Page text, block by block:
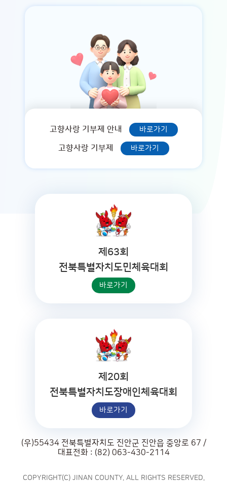
고향사랑 기부제 안내 바로가기
고향사랑 기부제 바로가기
제63회
전북특별자치도민체육대회
바로가기
제20회
전북특별자치도장애인체육대회
바로가기
(우)55434 전북특별자치도 진안군 진안읍 중앙로 67 /
대표전화 : (82) 063-430-2114
COPYRIGHT(C) JINAN COUNTY. ALL RIGHTS RESERVED.